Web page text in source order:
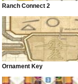
Ranch Connect 2
Ornament Key